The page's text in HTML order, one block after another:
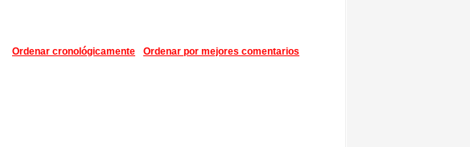
Ordenar por mejores comentarios
Ordenar cronológicamente